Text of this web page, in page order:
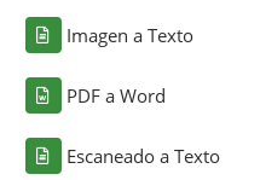
Imagen a Texto
PDF a Word
Escaneado a Texto